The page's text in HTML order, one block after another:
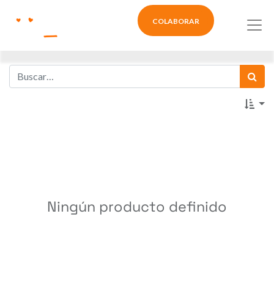
COLABORAR
Ningún producto definido